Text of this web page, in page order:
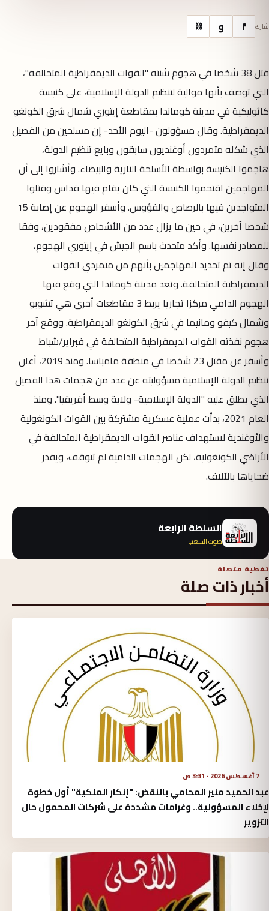
شارك f و ⛓
قتل 38 شخصا في هجوم شنته "القوات الديمقراطية المتحالفة"،
التي توصف بأنها موالية لتنظيم الدولة الإسلامية، على كنيسة
كاثوليكية في مدينة كوماندا بمقاطعة إيتوري شمال شرق الكونغو
الديمقراطية. وقال مسؤولون -اليوم الأحد- إن مسلحين من الفصيل
الذي شكله متمردون أوغنديون سابقون وبايع تنظيم الدولة،
هاجموا الكنيسة بواسطة الأسلحة النارية والبيضاء. وأشاروا إلى أن
المهاجمين اقتحموا الكنيسة التي كان يقام فيها قداس وقتلوا
المتواجدين فيها بالرصاص والفؤوس. وأسفر الهجوم عن إصابة 15
شخصا آخرين، في حين ما يزال عدد من الأشخاص مفقودين، وفقا
للمصادر نفسها. وأكد متحدث باسم الجيش في إيتوري الهجوم،
وقال إنه تم تحديد المهاجمين بأنهم من متمردي القوات
الديمقراطية المتحالفة. وتعد مدينة كوماندا التي وقع فيها
الهجوم الدامي مركزا تجاريا يربط 3 مقاطعات أخرى هي تشوبو
وشمال كيفو ومانيما في شرق الكونغو الديمقراطية. ووقع آخر
هجوم نفذته القوات الديمقراطية المتحالفة في فبراير/شباط
وأسفر عن مقتل 23 شخصا في منطقة مامباسا. ومنذ 2019، أعلن
تنظيم الدولة الإسلامية مسؤوليته عن عدد من هجمات هذا الفصيل
الذي يطلق عليه "الدولة الإسلامية- ولاية وسط أفريقيا". ومنذ
العام 2021، بدأت عملية عسكرية مشتركة بين القوات الكونغولية
والأوغندية لاستهداف عناصر القوات الديمقراطية المتحالفة في
الأراضي الكونغولية، لكن الهجمات الدامية لم تتوقف، ويقدر
ضحاياها بالآلاف.
السلطة الرابعة
صوت الشعب
تغطية متصلة
أخبار ذات صلة
7 أغسطس 2026 - 3:31 ص
عبد الحميد منير المحامي بالنقض: "إنكار الملكية" أول خطوة
لإخلاء المسؤولية.. وغرامات مشددة على شركات المحمول حال
التزوير